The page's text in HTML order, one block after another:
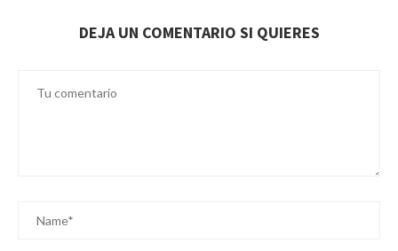
DEJA UN COMENTARIO SI QUIERES